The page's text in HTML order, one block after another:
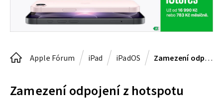
Apple Fórum iPad iPadOS Zamezení odpojení z hotspotu
Zamezení odpojení z hotspotu